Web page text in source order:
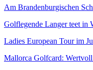
Am Brandenburgischen
Golflegende Langer teet in
Ladies European Tour im
Mallorca Golfcard: